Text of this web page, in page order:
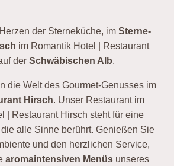
der Sterneküche, im Sterne-
im Romantik Hotel | Restaurant
der Schwäbischen Alb.
die Welt des Gourmet-Genusses im
Hirsch. Unser Restaurant im
| Restaurant Hirsch steht für eine
alle Sinne berührt. Genießen Sie
und den herzlichen Service,
aromaintensiven Menüsunseres